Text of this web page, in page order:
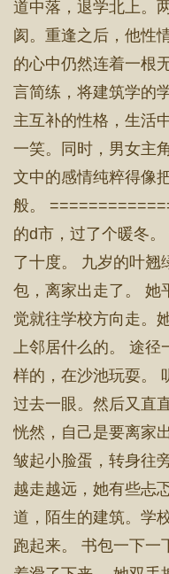
道中落，退学北上。
阂。重逢之后，他性
的心中仍然连着一
言简练，将建筑学的
主互补的性格，生活
一笑。同时，男女主
文中的感情纯粹得像
般。
的d市，过了个暖冬
了十度。 九岁的叶翘
包，离家出走了。 她
觉就往学校方向走。
上邻居什么的。 途径
样的，在沙池玩耍。
过去一眼。然后又直
恍然，自己是要离家
皱起小脸蛋，转身往
越走越远，她有些忐
道，陌生的建筑。学
跑起来。 书包一下一